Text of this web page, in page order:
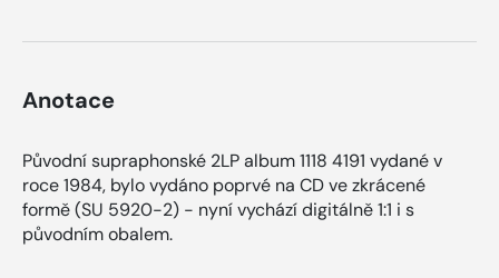
Anotace
Původní supraphonské 2LP album 1118 4191 vydané v
roce 1984, bylo vydáno poprvé na CD ve zkrácené
formě (SU 5920-2) - nyní vychází digitálně 1:1 i s
původním obalem.